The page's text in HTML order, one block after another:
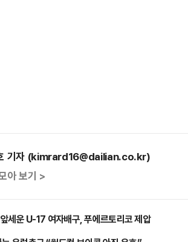
기자 (kimrard16@dailian.co.kr)
아 보기 >
앞세운 U-17 여자배구, 푸에르토리코 제압